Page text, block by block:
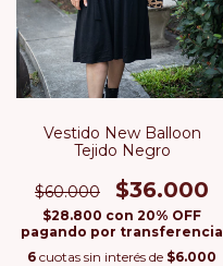
Vestido New Balloon
Tejido Negro
$60.000 $36.000
$28.800 con 20% OFF
pagando por transferencia
6 cuotas sin interés de $6.000